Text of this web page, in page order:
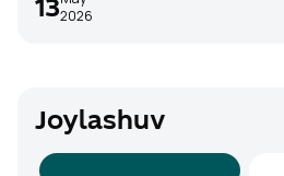
132026
Joylashuv